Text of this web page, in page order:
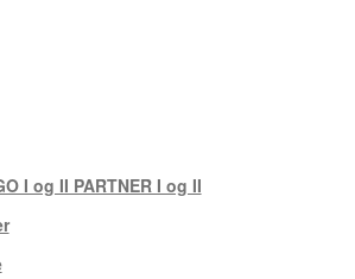
I og II PARTNER I og II